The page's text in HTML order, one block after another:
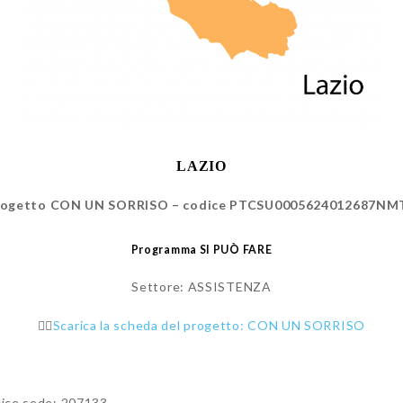
LAZIO
CON UN SORRISO – codice
Programma SI PUÒ FARE
Settore: ASSISTENZA
👉🏻Scarica la scheda del progetto: CON UN SORRISO